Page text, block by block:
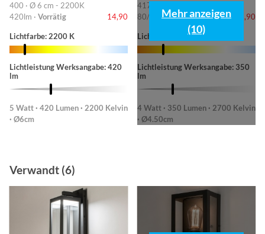
400 · Ø 6 cm - 2200K
420lm · Vorrätig 14,90
Lichtfarbe: 2200 K
Lichtleistung Werksangabe: 420
lm
5 Watt · 420 Lumen · 2200 Kelvin
· Ø6cm
417 · 4,5 cm - 2700K
80/180/370lm ·Vorrätig 8,90
Lichtfarbe: 2700 K
Lichtleistung Werksangabe: 350
lm
4 Watt · 350 Lumen · 2700 Kelvin
· Ø4.50cm
Mehr anzeigen
(10)
Verwandt (6)